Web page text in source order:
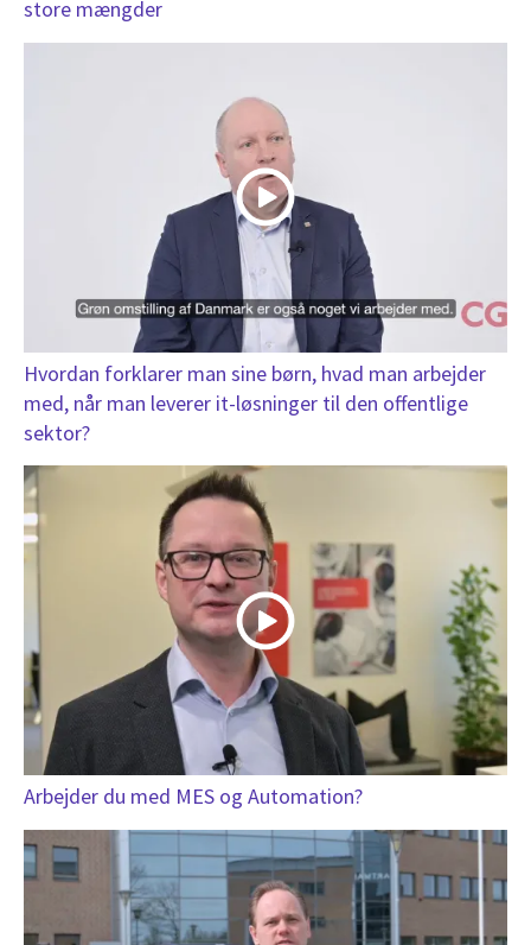
store mængder
Hvordan forklarer man sine børn, hvad man arbejder
med, når man leverer it-løsninger til den offentlige
sektor?
Arbejder du med MES og Automation?